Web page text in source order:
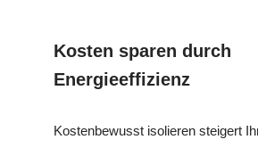
Kosten sparen durch
Energieeffizienz
Kostenbewusst isolieren steigert